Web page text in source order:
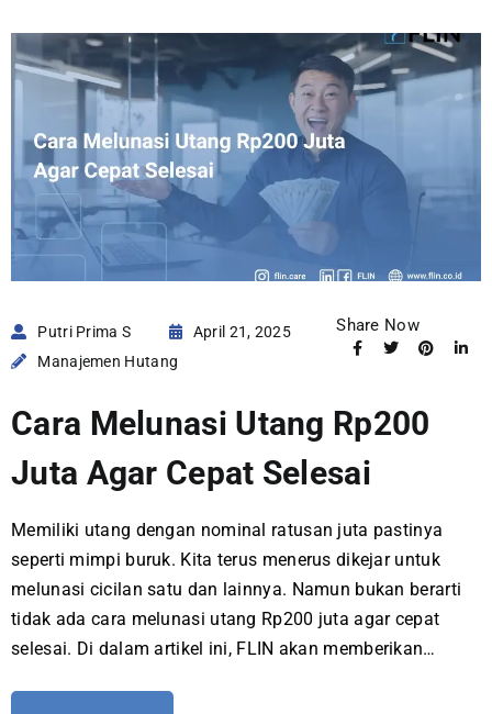
Putri Prima S
April 21, 2025
Manajemen Hutang
Share Now
Cara Melunasi Utang Rp200
Juta Agar Cepat Selesai
Memiliki utang dengan nominal ratusan juta pastinya
seperti mimpi buruk. Kita terus menerus dikejar untuk
melunasi cicilan satu dan lainnya. Namun bukan berarti
tidak ada cara melunasi utang Rp200 juta agar cepat
selesai. Di dalam artikel ini, FLIN akan memberikan…